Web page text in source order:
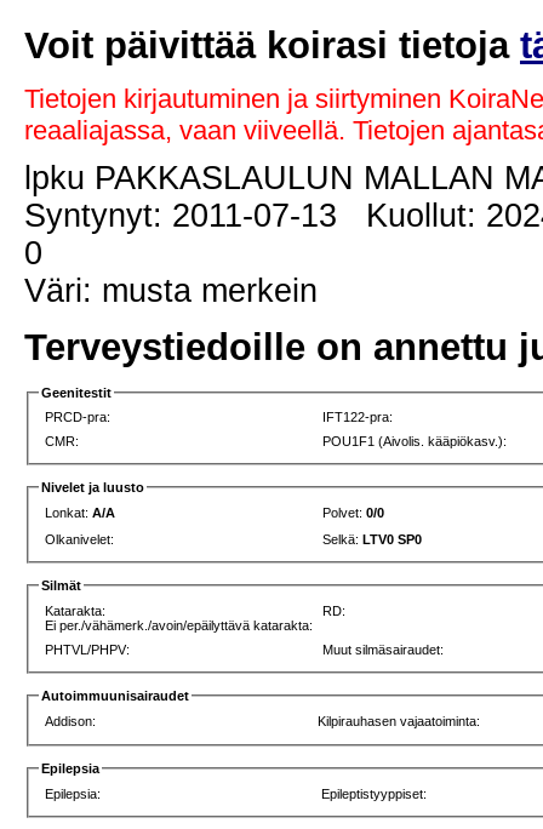
Voit päivittää koirasi tietoja
Tietojen kirjautuminen ja siirtyminen
reaaliajassa, vaan viiveellä. Tietojen
lpku PAKKASLAULUN MALLAN
Syntynyt: 2011-07-13 Kuollut:
0
Väri: musta merkein
Terveystiedoille on annettu
Geenitestit
PRCD-pra:
IFT122-pra:
CMR:
POU1F1 (Aivolis. kääpiökasv.):
Nivelet ja luusto
Lonkat:A/A Polvet:0/0
Olkanivelet:
Selkä:LTV0 SP0
Silmät
Katarakta:
Ei per./vähämerk./avoin/epäilyttävä katarakta:
RD:
PHTVL/PHPV: Muut silmäsairaudet:
Autoimmuunisairaudet
Addison:
Kilpirauhasen vajaatoiminta:
Epilepsia
Epilepsia:
Epileptistyyppiset: